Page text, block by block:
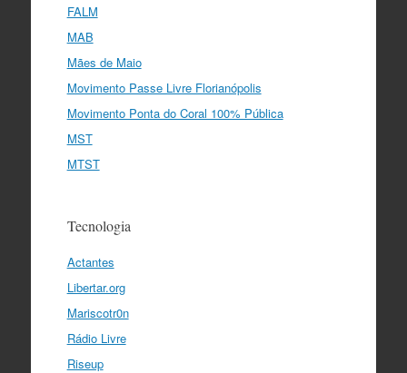
FALM
MAB
Mães de Maio
Movimento Passe Livre Florianópolis
Movimento Ponta do Coral 100% Pública
MST
MTST
Tecnologia
Actantes
Libertar.org
Mariscotr0n
Rádio Livre
Riseup